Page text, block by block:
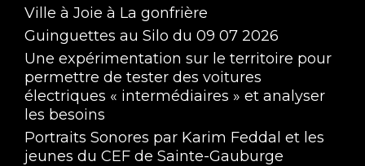
Ville à Joie à La gonfrière
Guinguettes au Silo du 09 07 2026
Une expérimentation sur le territoire pour
permettre de tester des voitures
électriques « intermédiaires » et analyser
les besoins
Portraits Sonores par Karim Feddal et les
jeunes du CEF de Sainte-Gauburge